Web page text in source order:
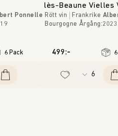
Ponnelle
6 Pack
lès-Beaune Vielles
Rött vin Frankrike
Bourgogne Årgång:2023
499:-